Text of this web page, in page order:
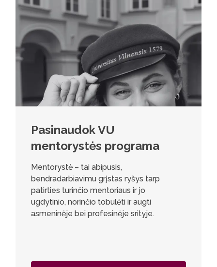
Pasinaudok VU
mentorystės programa
Mentorystė – tai abipusis,
bendradarbiavimu grįstas ryšys tarp
patirties turinčio mentoriaus ir jo
ugdytinio, norinčio tobulėti ir augti
asmeninėje bei profesinėje srityje.